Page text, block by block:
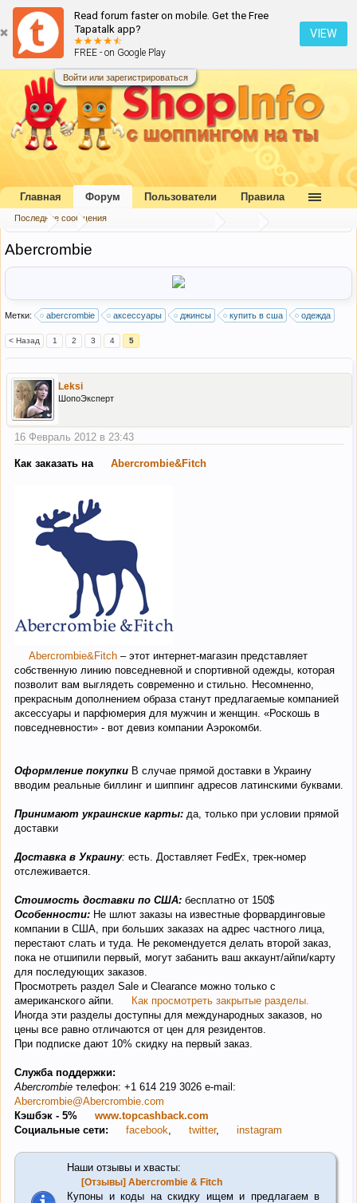
Read forum faster on mobile. Get the Free
Tapatalk app?
FREE - on Google Play
VIEW
Войти или зарегистрироваться
Форум ... Каталог интернет-магазинов
Abercrombie
Метки: abercrombie аксессуары джинсы купить в сша одежда
< Назад 1 2 3 4 5
Leksi
ШопоЭксперт
16 Февраль 2012 в 23:43
Как заказать на Abercrombie&Fitch
Abercrombie&Fitch – этот интернет-магазин представляет
собственную линию повседневной и спортивной одежды, которая
позволит вам выглядеть современно и стильно. Несомненно,
прекрасным дополнением образа станут предлагаемые компанией
аксессуары и парфюмерия для мужчин и женщин. «Роскошь в
повседневности» - вот девиз компании Аэрокомби.
Оформление покупки В случае прямой доставки в Украину
вводим реальные биллинг и шиппинг адресов латинскими буквами.
Принимают украинские карты: да, только при условии прямой
доставки
Доставка в Украину: есть. Доставляет FedEx, трек-номер
отслеживается.
Стоимость доставки по США: бесплатно от 150$
Особенности: Не шлют заказы на известные форвардинговые
компании в США, при больших заказах на адрес частного лица,
перестают слать и туда. Не рекомендуется делать второй заказ,
пока не отшипили первый, могут забанить ваш аккаунт/айпи/карту
для последующих заказов.
Просмотреть раздел Sale и Clearance можно только с
американского айпи.
Как просмотреть закрытые разделы.
Иногда эти разделы доступны для международных заказов, но
цены все равно отличаются от цен для резидентов.
При подписке дают 10% скидку на первый заказ.
Служба поддержки:
Abercrombie телефон: +1 614 219 3026 e-mail:
Abercrombie@Abercrombie.com
Кэшбэк - 5%
www.topcashback.com
Социальные сети:
facebook twitter, instagram
Наши отзывы и хвасты:
[Отзывы] Abercrombie & Fitch
Купоны и коды на скидку ищем и предлагаем в
Главная Форум
Последние сообщения
Пользователи Правила